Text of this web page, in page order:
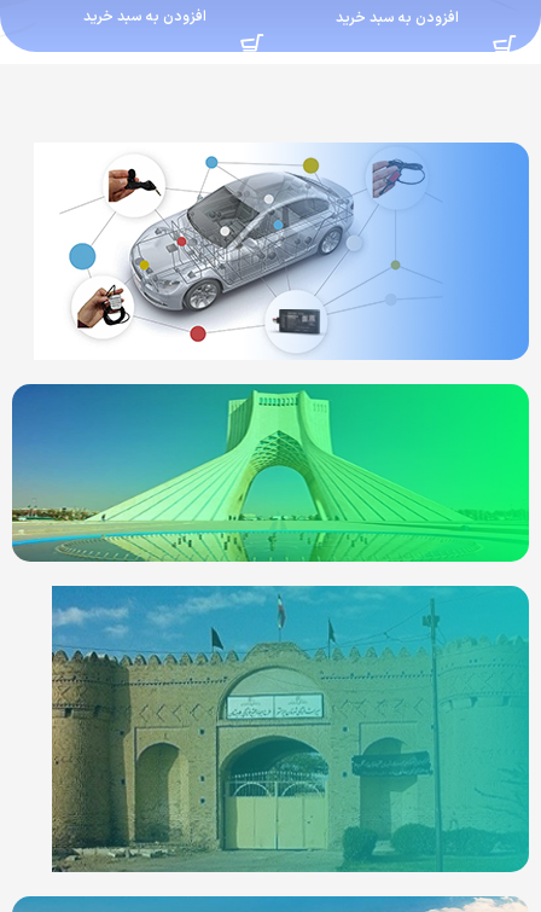
اطلاعات بیشتر افزودن به سبد خرید
ردیاب خودرو در